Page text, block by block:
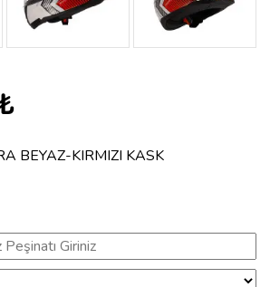
BEYAZ-KIRMIZI KASK